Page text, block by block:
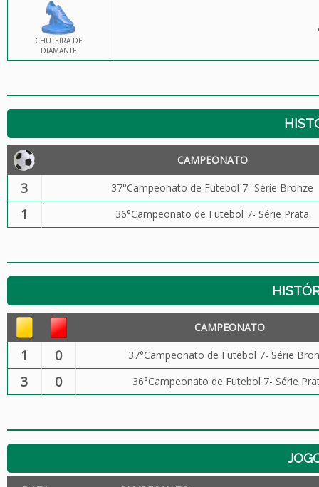
CHUTEIRA DE
DIAMANTE
CAMPEONATO
3 37°Campeonato de Futebol 7- Série Bronze
1 36°Campeonato de Futebol 7- Série Prata
CAMPEONATO
1 0 37°Campeonato de Futebol 7- Série
3 0 36°Campeonato de Futebol 7- Série